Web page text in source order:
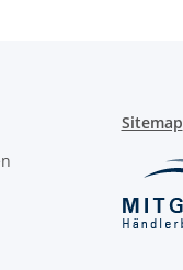
Sitemap